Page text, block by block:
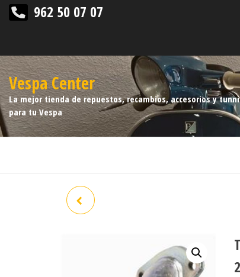
962 50 07 07
Vespa Center
La mejor tienda de repuestos, recambios, accesorios y
para tu Vespa
CDI VESPA ET4 PRE LEADER
125 4T 96/99